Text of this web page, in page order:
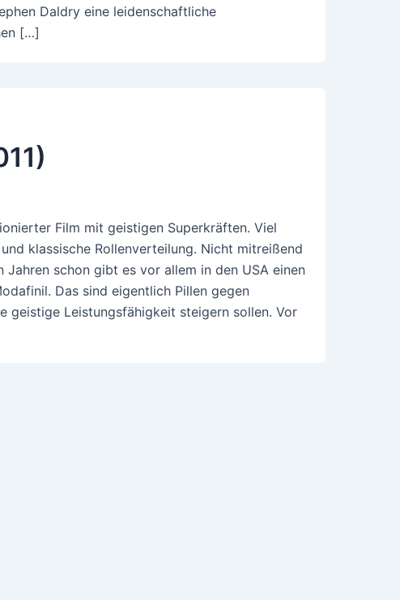
Daldry eine leidenschaftliche
[…]
Film mit geistigen Superkräften. Viel
klassische Rollenverteilung. Nicht mitreißend
Jahren schon gibt es vor allem in den USA einen
Das sind eigentlich Pillen gegen
geistige Leistungsfähigkeit steigern sollen. Vor